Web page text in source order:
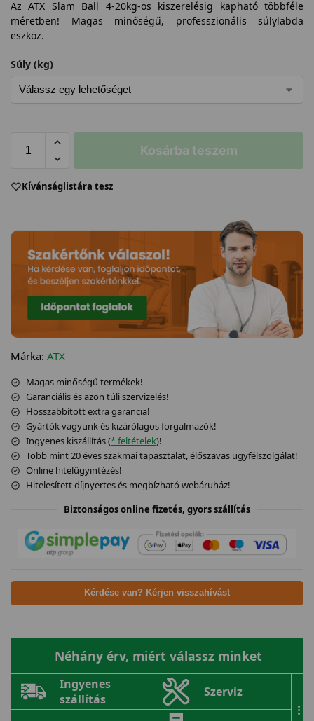
Az ATX Slam Ball 4-20kg-os kiszerelésig kapható többféle
méretben! Magas minőségű, professzionális súlylabda
eszköz.
Súly (kg)
Kosárba teszem
Kívánságlistára tesz
Márka: ATX
Magas minőségű termékek!
Garanciális és azon túli szervizelés!
Hosszabbított extra garancia!
Gyártók vagyunk és kizárólagos forgalmazók!
Ingyenes kiszállítás (* feltételek)!
Több mint 20 éves szakmai tapasztalat, élőszavas ügyfélszolgálat!
Online hitelügyintézés!
Hitelesített díjnyertes és megbízható webáruház!
Biztonságos online fizetés, gyors szállítás
Kérdése van? Kérjen visszahívást
Néhány érv, miért válassz minket
Ingyenes
szállítás
Szerviz
...